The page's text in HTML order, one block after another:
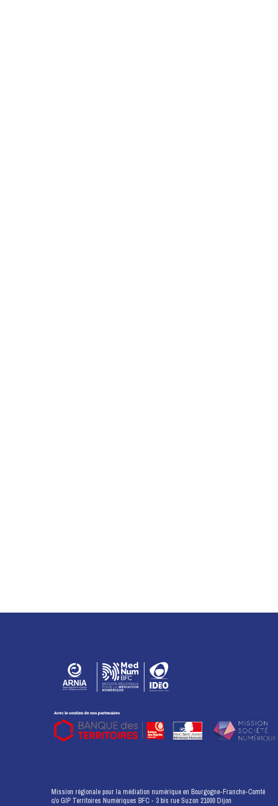
Mission régionale pour la médiation numérique en Bourgogne-Franche-Comté
c/o GIP Territoires Numériques BFC - 3 bis rue Suzon 21000 Dijon